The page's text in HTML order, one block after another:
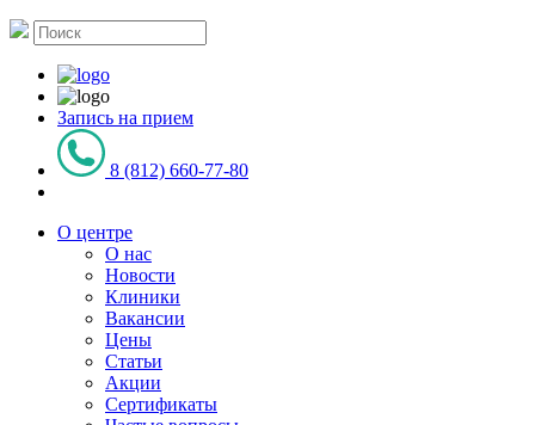
Запись на прием
8 (812) 660-77-80
О центре
О нас
Новости
Клиники
Вакансии
Цены
Статьи
Акции
Сертификаты